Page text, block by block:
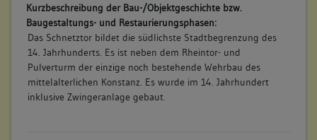
Kurzbeschreibung der Bau-/Objektgeschichte bzw.
Baugestaltungs- und Restaurierungsphasen:
Das Schnetztor bildet die südlichste Stadtbegrenzung des
14. Jahrhunderts. Es ist neben dem Rheintor- und
Pulverturm der einzige noch bestehende Wehrbau des
mittelalterlichen Konstanz. Es wurde im 14. Jahrhundert
inklusive Zwingeranlage gebaut.